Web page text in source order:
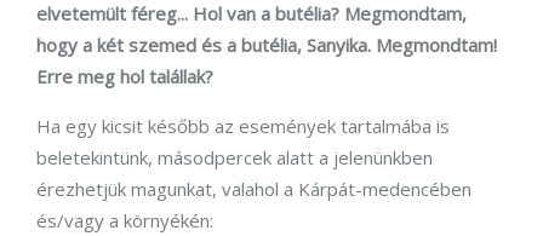
elvetemült féreg... Hol van a butélia? Megmondtam,
hogy a két szemed és a butélia, Sanyika. Megmondtam!
Erre meg hol talállak?
Ha egy kicsit később az események tartalmába is
beletekintünk, másodpercek alatt a jelenünkben
érezhetjük magunkat, valahol a Kárpát-medencében
és/vagy a környékén: